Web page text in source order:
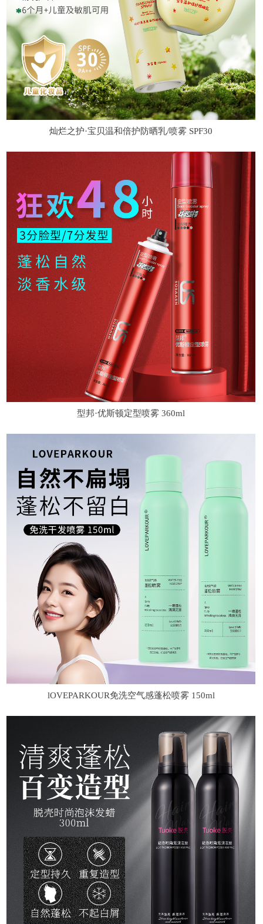
灿烂之护·宝贝温和倍护防晒乳/喷雾 SPF30
型邦·优斯顿定型喷雾 360ml
lOVEPARKOUR免洗空气感蓬松喷雾 150ml